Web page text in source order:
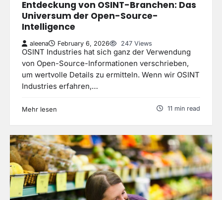
Entdeckung von OSINT-Branchen: Das
Universum der Open-Source-
Intelligence
aleena February 6, 2026 247 Views
OSINT Industries hat sich ganz der Verwendung
von Open-Source-Informationen verschrieben,
um wertvolle Details zu ermitteln. Wenn wir OSINT
Industries erfahren,…
Mehr lesen 11 min read